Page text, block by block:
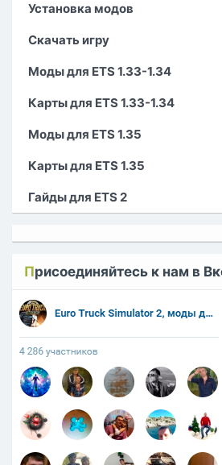
Установка модов
Скачать игру
Моды для ETS 1.33-1.34
Карты для ETS 1.33-1.34
Моды для ETS 1.35
Карты для ETS 1.35
Гайды для ETS 2
Присоединяйтесь к нам в